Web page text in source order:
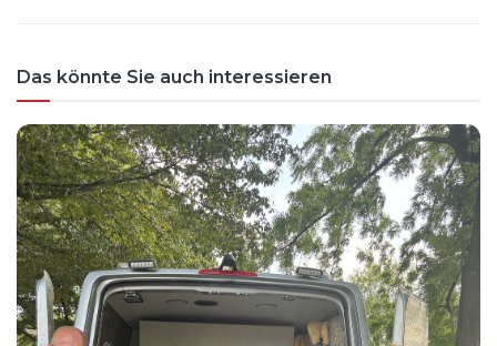
Das könnte Sie auch interessieren